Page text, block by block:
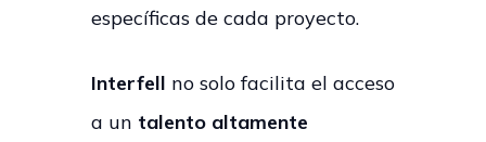
específicas de cada proyecto.
Interfell no solo facilita el acceso
a un talento altamente